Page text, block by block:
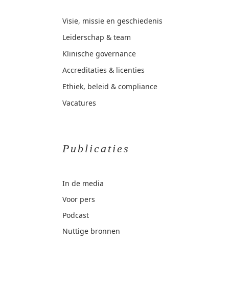
Visie, missie en geschiedenis
Leiderschap & team
Klinische governance
Accreditaties & licenties
Ethiek, beleid & compliance
Vacatures
Publicaties
In de media
Voor pers
Podcast
Nuttige bronnen